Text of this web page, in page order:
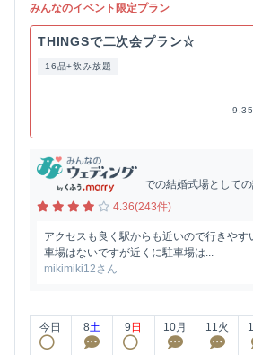
みんなのイベント限定プラン
THINGSで二次会プラン☆
16品+飲み放題
での結婚式場として
4.36(243件)
アクセスも良く駅からも近いので行きやす
車場はないですが近くに駐車場は...
mikimiki12さん
今日 8土 9 日 10月 11火